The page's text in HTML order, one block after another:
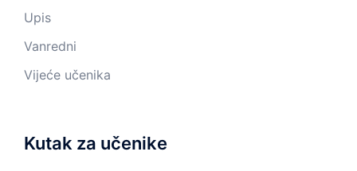
Upis
Vanredni
Vijeće učenika
Kutak za učenike